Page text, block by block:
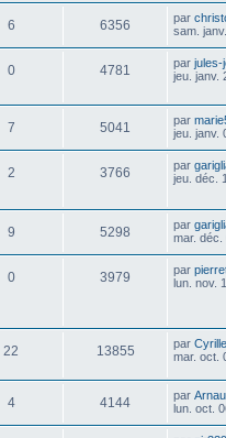
6 6356 par
sam.
0 4781 par jules-
jeu. janv.
7 5041 par
jeu. janv.
2 3766 par
jeu. déc.
9 5298 par
mar. déc.
0 3979 par
lun. nov.
22 13855 par Cyrille
mar. oct.
4 4144 par
lun. oct.